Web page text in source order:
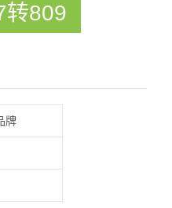
转809
牌